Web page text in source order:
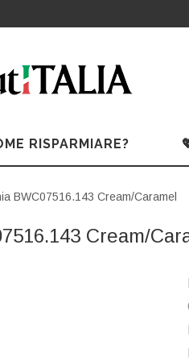
RISPARMIARE?
BWC07516.143 Cream/Caramel
Cream/